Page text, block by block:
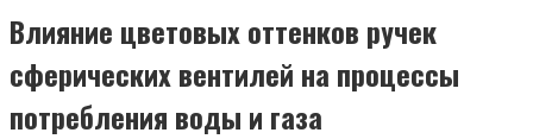
Влияние цветовых оттенков ручек
сферических вентилей на процессы
потребления воды и газа